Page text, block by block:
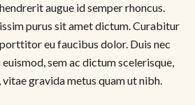
augue id semper rhoncus.
purus sit amet dictum. Curabitur
eu faucibus dolor. Duis nec
sem ac dictum scelerisque,
gravida metus quam ut nibh.